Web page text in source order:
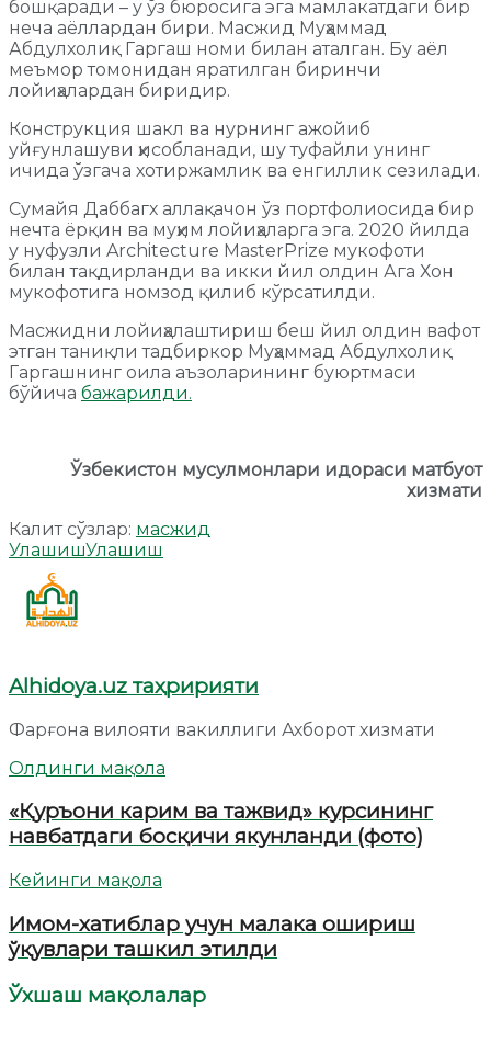
бошқаради – у ўз бюросига эга мамлакатдаги бир
неча аёллардан бири. Масжид Муҳаммад
Абдулхолиқ Гаргаш номи билан аталган. Бу аёл
меъмор томонидан яратилган биринчи
лойиҳалардан биридир.
Конструкция шакл ва нурнинг ажойиб
уйғунлашуви ҳисобланади, шу туфайли унинг
ичида ўзгача хотиржамлик ва енгиллик сезилади.
Сумайя Даббагх аллақачон ўз портфолиосида бир
нечта ёрқин ва муҳим лойиҳаларга эга. 2020 йилда
у нуфузли Architecture MasterPrize мукофоти
билан тақдирланди ва икки йил олдин Ага Хон
мукофотига номзод қилиб кўрсатилди.
Масжидни лойиҳалаштириш беш йил олдин вафот
этган таниқли тадбиркор Муҳаммад Абдулхолиқ
Гаргашнинг оила аъзоларининг буюртмаси
бўйича бажарилди.
Ўзбекистон мусулмонлари идораси матбуот
хизмати
Калит сўзлар: масжид
УлашишУлашиш
Alhidoya.uz таҳририяти
Фарғона вилояти вакиллиги Ахборот хизмати
Олдинги мақола
«Қуръони карим ва тажвид» курсининг
навбатдаги босқичи якунланди (фото)
Кейинги мақола
Имом-хатиблар учун малака ошириш
ўқувлари ташкил этилди
Ўхшаш мақолалар